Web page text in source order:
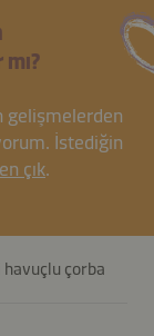
gelişmelerden
İstediğin
çık.
çorba